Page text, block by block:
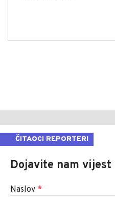
ČITAOCI REPORTERI
Dojavite nam vijest
Naslov *